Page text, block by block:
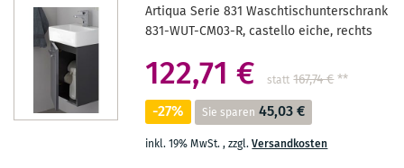
Artiqua Serie 831 Waschtischunterschrank
831-WUT-CM03-R, castello eiche, rechts
122,71 € statt 167,74 €**
-27% Sie sparen 45,03 €
inkl. 19% MwSt.,zzgl.Versandkosten